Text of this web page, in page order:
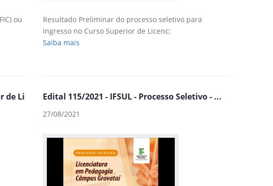
ou
Resultado Preliminar do processo seletivo para
ingresso no Curso Superior de Licenc;
Saiba mais
de Li
Edital 115/2021 - IFSUL - Processo Seletivo - ...
27/08/2021